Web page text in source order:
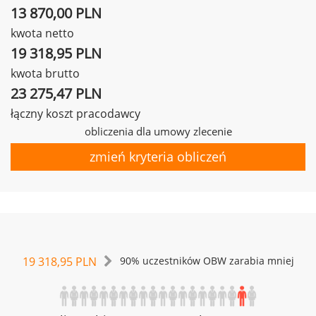
13 870,00 PLN
kwota netto
19 318,95 PLN
kwota brutto
23 275,47 PLN
łączny koszt pracodawcy
obliczenia dla umowy zlecenie
zmień kryteria obliczeń
19 318,95 PLN 90% uczestników OBW zarabia mniej